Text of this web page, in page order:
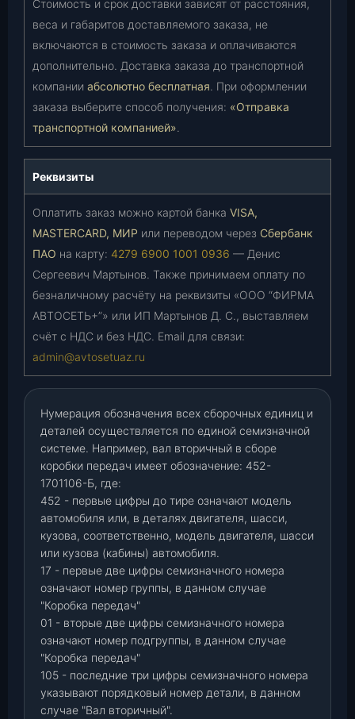
Стоимость и срок доставки зависят от расстояния,
веса и габаритов доставляемого заказа, не
включаются в стоимость заказа и оплачиваются
дополнительно. Доставка заказа до транспортной
компании абсолютно бесплатная. При оформлении
заказа выберите способ получения: «Отправка
транспортной компанией».
Реквизиты
Оплатить заказ можно картой банка VISA,
MASTERCARD, МИР или переводом через Сбербанк
ПАО на карту: 4279 6900 1001 0936 — Денис
Сергеевич Мартынов. Также принимаем оплату по
безналичному расчёту на реквизиты «ООО “ФИРМА
АВТОСЕТЬ+”» или ИП Мартынов Д. С., выставляем
счёт с НДС и без НДС. Email для связи:
admin@avtosetuaz.ru
Нумерация обозначения всех сборочных единиц и
деталей осуществляется по единой семизначной
системе. Например, вал вторичный в сборе
коробки передач имеет обозначение: 452-
1701106-Б, где:
452 - первые цифры до тире означают модель
автомобиля или, в деталях двигателя, шасси,
кузова, соответственно, модель двигателя, шасси
или кузова (кабины) автомобиля.
17 - первые две цифры семизначного номера
означают номер группы, в данном случае
"Коробка передач"
01 - вторые две цифры семизначного номера
означают номер подгруппы, в данном случае
"Коробка передач"
105 - последние три цифры семизначного номера
указывают порядковый номер детали, в данном
случае "Вал вторичный".